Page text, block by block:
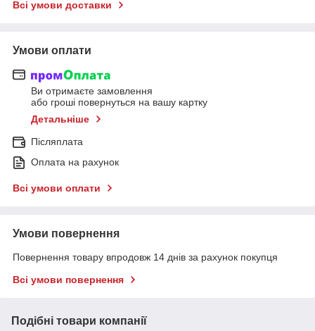
Всі умови доставки
Умови оплати
Ви отримаєте замовлення
або гроші повернуться на вашу картку
Детальніше
Післяплата
Оплата на рахунок
Всі умови оплати
Умови повернення
Повернення товару впродовж 14 днів за рахунок покупця
Всі умови повернення
Подібні товари компанії